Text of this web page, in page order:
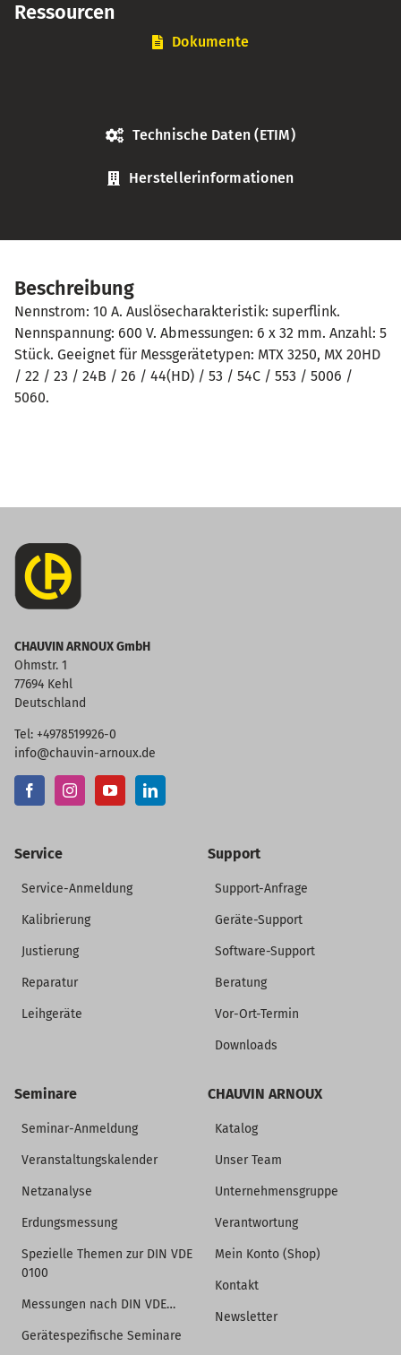
Ressourcen
Dokumente
Technische Daten (ETIM)
Herstellerinformationen
Beschreibung
Nennstrom: 10 A. Auslösecharakteristik: superflink.
Nennspannung: 600 V. Abmessungen: 6 x 32 mm. Anzahl: 5
Stück. Geeignet für Messgerätetypen: MTX 3250, MX 20HD
/ 22 / 23 / 24B / 26 / 44(HD) / 53 / 54C / 553 / 5006 /
5060.
CHAUVIN ARNOUX GmbH
Ohmstr. 1
77694 Kehl
Deutschland
Tel: +4978519926-0
info@chauvin-arnoux.de
Service
Service-Anmeldung
Kalibrierung
Justierung
Reparatur
Leihgeräte
Support
Support-Anfrage
Geräte-Support
Software-Support
Beratung
Vor-Ort-Termin
Downloads
Seminare
Seminar-Anmeldung
Veranstaltungskalender
Netzanalyse
Erdungsmessung
Spezielle Themen zur DIN VDE
0100
Messungen nach DIN VDE…
Gerätespezifische Seminare
CHAUVIN ARNOUX
Katalog
Unser Team
Unternehmensgruppe
Verantwortung
Mein Konto (Shop)
Kontakt
Newsletter